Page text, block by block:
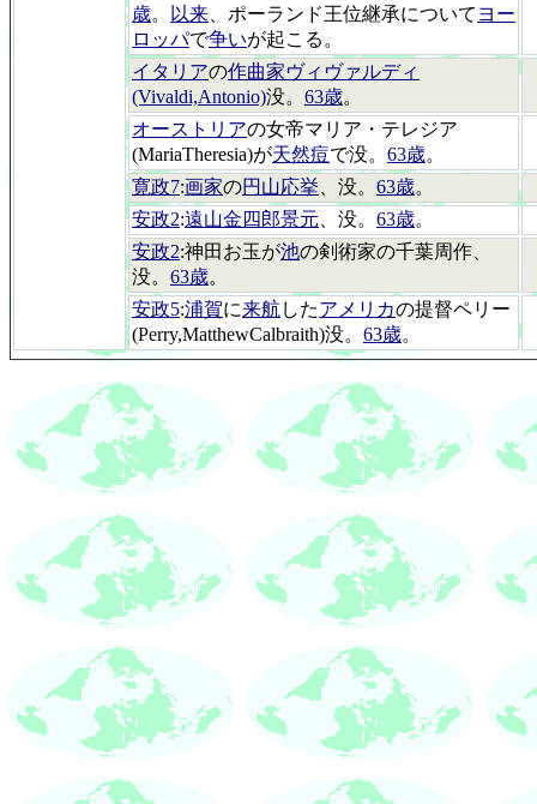
歳。 以来 、ポーランド王位継承について ヨー
ロッパで争いが起こる。
イタリアの作曲家ヴィヴァルディ
(Vivaldi,Antonio)没。 63歳。
オーストリアの女帝マリア・テレジア
(MariaTheresia)が天然痘で没。 63歳。
寛政7:画家の円山応挙 、没。 63歳。
安政2:遠山金四郎景元 、没。 63歳。
安政2:神田お玉が池の剣術家の千葉周作、
没。 63歳。
安政5:浦賀に来航 したアメリカの提督ペリー
(Perry,MatthewCalbraith)没。 63歳。